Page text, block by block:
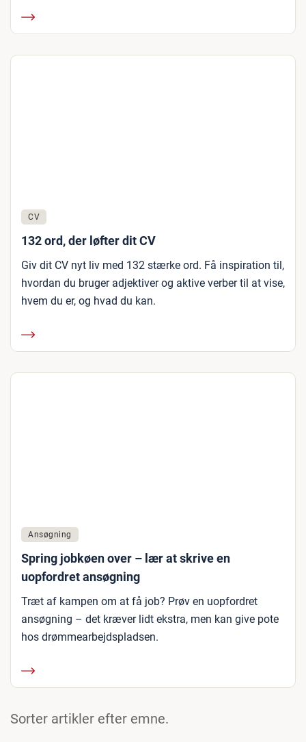
CV
132 ord, der løfter dit CV
Giv dit CV nyt liv med 132 stærke ord. Få inspiration til,
hvordan du bruger adjektiver og aktive verber til at vise,
hvem du er, og hvad du kan.
Ansøgning
Spring jobkøen over – lær at skrive en
uopfordret ansøgning
Træt af kampen om at få job? Prøv en uopfordret
ansøgning – det kræver lidt ekstra, men kan give pote
hos drømmearbejdspladsen.
Sorter artikler efter emne.